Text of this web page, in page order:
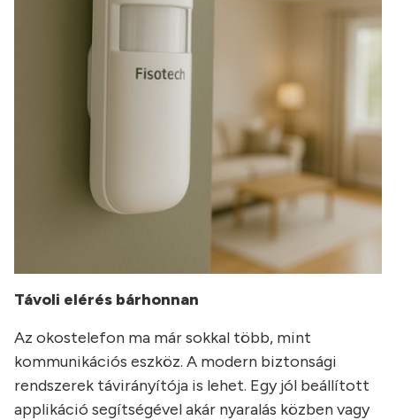
Távoli elérés bárhonnan
Az okostelefon ma már sokkal több, mint
kommunikációs eszköz. A modern biztonsági
rendszerek távirányítója is lehet. Egy jól beállított
applikáció segítségével akár nyaralás közben vagy